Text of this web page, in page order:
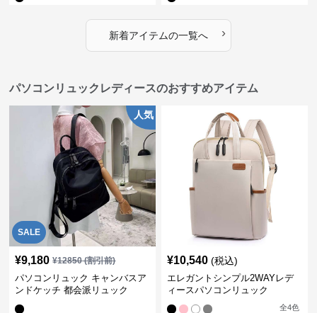
新着アイテムの一覧へ ›
パソコンリュックレディースのおすすめアイテム
SALE
人気
¥9,180 ¥12850(割引前)
パソコンリュック キャンバスア
ンドケッチ 都会派リュック
¥10,540 (税込)
エレガントシンプル2WAYレデ
ィースパソコンリュック
全4色